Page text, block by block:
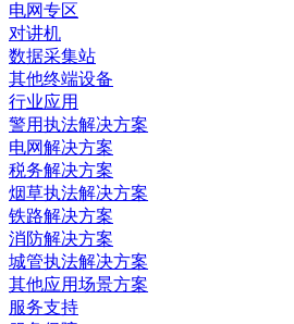
电网专区
对讲机
数据采集站
其他终端设备
行业应用
警用执法解决方案
电网解决方案
税务解决方案
烟草执法解决方案
铁路解决方案
消防解决方案
城管执法解决方案
其他应用场景方案
服务支持